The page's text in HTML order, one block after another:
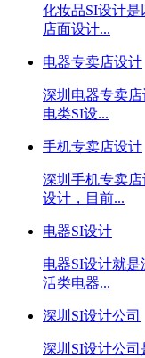
化妆品SI设计
店面设计...
电器专卖店设计
深圳电器专卖
电类SI设...
手机专卖店设计
深圳手机专卖
设计，目前...
电器SI设计
电器SI设计就
活类电器...
深圳SI设计公司
深圳SI设计公